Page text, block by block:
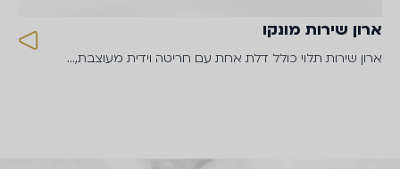
ארון שירות מונקו
ארון שירות תלוי כולל דלת אחת עם חריטה וידית מעוצבת,…